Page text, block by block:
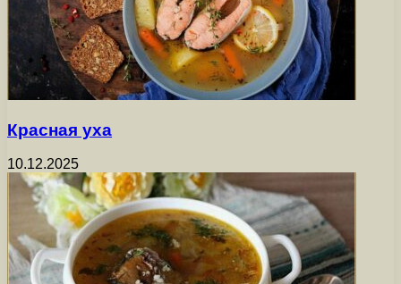
Красная уха
10.12.2025